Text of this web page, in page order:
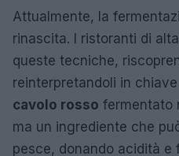
Attualmente, la
rinascita. I ristoranti di
queste tecniche,
reinterpretandoli in
cavolo rosso fermentato
ma un ingrediente che
pesce, donando acidità e